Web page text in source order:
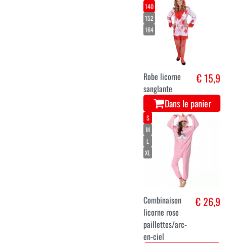
140
152
164
Robe licorne
sanglante
€ 15,9
Dans le panier
S
M
L
XL
Combinaison
licorne rose
paillettes/arc-
en-ciel
€ 26,9